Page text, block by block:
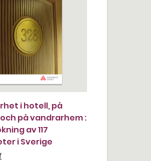
i hotell, på
på vandrarhem :
av 117
i Sverige